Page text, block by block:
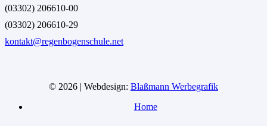
(03302) 206610-00
(03302) 206610-29
kontakt@regenbogenschule.net
© 2026 | Webdesign: Blaßmann Werbegrafik
Home